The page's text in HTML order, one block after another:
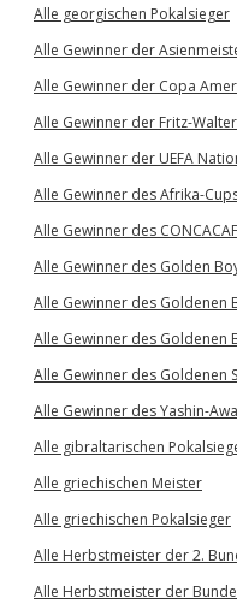
Alle georgischen Pokalsieger
Alle Gewinner der
Alle Gewinner der Copa
Alle Gewinner der Fritz-
Alle Gewinner der UEFA
Alle Gewinner des Afrika-
Alle Gewinner des
Alle Gewinner des Golden
Alle Gewinner des Goldenen
Alle Gewinner des Goldenen
Alle Gewinner des Goldenen
Alle Gewinner des Yashin-
Alle gibraltarischen
Alle griechischen Meister
Alle griechischen Pokalsieger
Alle Herbstmeister der 2.
Alle Herbstmeister der